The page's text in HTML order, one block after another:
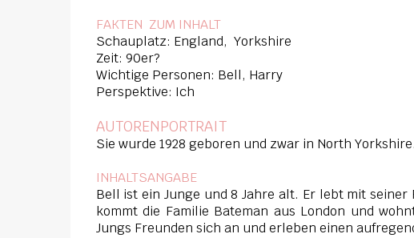
FAKTEN ZUM INHALT
Schauplatz: England, Yorkshire
Zeit: 90er?
Wichtige Personen: Bell, Harry
Perspektive: Ich
AUTORENPORTRAIT
Sie wurde 1928 geboren und zwar in North
INHALTSANGABE
Bell ist ein Junge und 8 Jahre alt. Er lebt mit
kommt die Familie Bateman aus London und
Jungs Freunden sich an und erleben einen